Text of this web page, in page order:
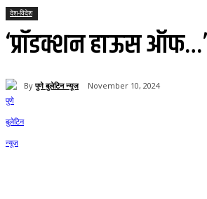
देश-विदेश
‘प्रॉडक्शन हाऊस
By पुणे बुलेटिन न्यूज November 10, 2024